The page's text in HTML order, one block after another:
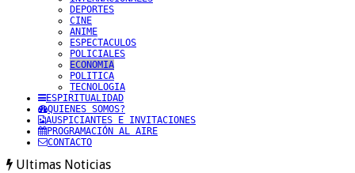
DEPORTES
CINE
ANIME
ESPECTACULOS
POLICIALES
ECONOMIA
POLITICA
TECNOLOGIA
ESPIRITUALIDAD
QUIENES SOMOS?
AUSPICIANTES E INVITACIONES
PROGRAMACIÓN AL AIRE
CONTACTO
Ultimas Noticias